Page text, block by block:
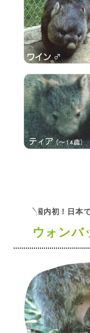
ウォンバ
国内初！日本